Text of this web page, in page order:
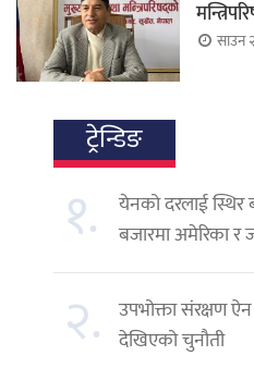
साउन
ट्रेन्डिङ
१.
येनको दरलाई स्थिर
बजारमा अमेरिका र
२. उपभोक्ता संरक्षण ऐन
देखिएको चुनौती